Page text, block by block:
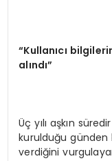
“Kullanıcı
alındı”
Üç yılı aşkın
kurulduğu günden
verdiğini